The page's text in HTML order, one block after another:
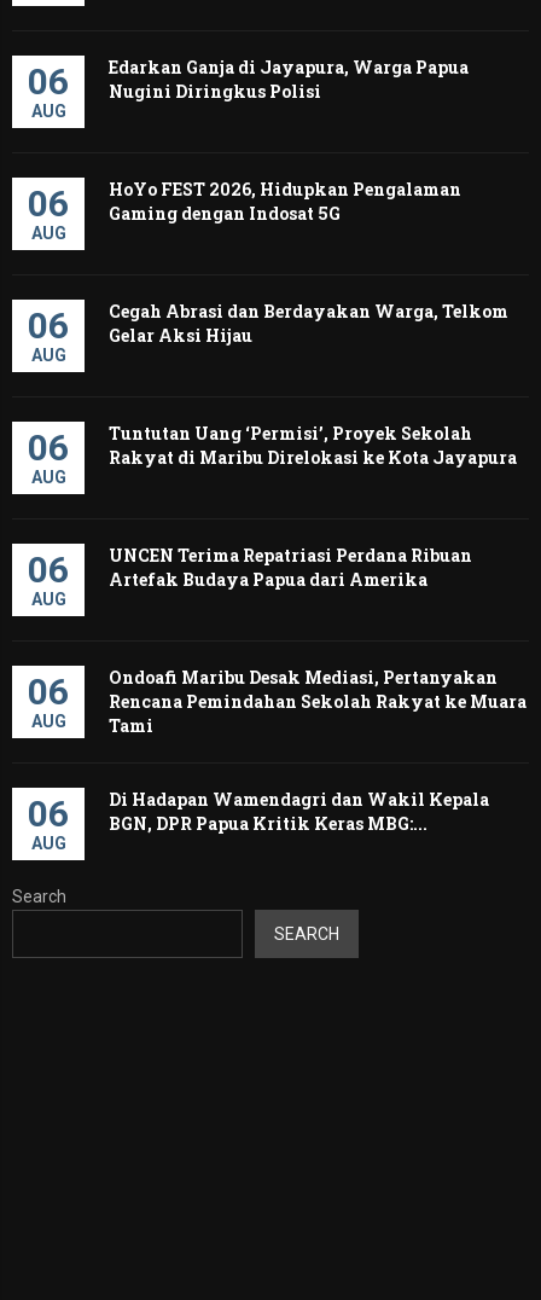
06
AUG
Edarkan Ganja di Jayapura, Warga Papua
Nugini Diringkus Polisi
06
AUG
HoYo FEST 2026, Hidupkan Pengalaman
Gaming dengan Indosat 5G
06
AUG
Cegah Abrasi dan Berdayakan Warga, Telkom
Gelar Aksi Hijau
06
AUG
Tuntutan Uang ‘Permisi’, Proyek Sekolah
Rakyat di Maribu Direlokasi ke Kota Jayapura
06
AUG
UNCEN Terima Repatriasi Perdana Ribuan
Artefak Budaya Papua dari Amerika ‎
06
AUG
Ondoafi Maribu Desak Mediasi, Pertanyakan
Rencana Pemindahan Sekolah Rakyat ke Muara
Tami
06
AUG
Di Hadapan Wamendagri dan Wakil Kepala
BGN, DPR Papua Kritik Keras MBG:...
Search
SEARCH